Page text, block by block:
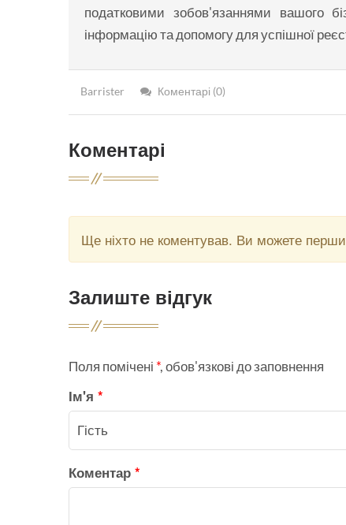
податковими зобов'язаннями вашого
інформацію та допомогу для успішної
Barrister Коментарі (0)
Коментарі
Ще ніхто не коментував. Ви можете
Залиште відгук
Поля помічені *, обов'язкові до заповнення
Ім'я *
Коментар *